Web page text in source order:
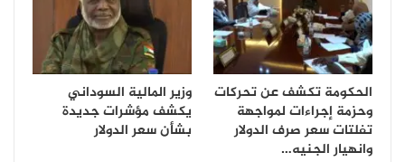
الحكومة تكشف عن تحركات
وحزمة إجراءات لمواجهة
تفلتات سعر صرف الدولار
وانهيار الجنيه…
وزير المالية السوداني
يكشف مؤشرات جديدة
بشأن سعر الدولار